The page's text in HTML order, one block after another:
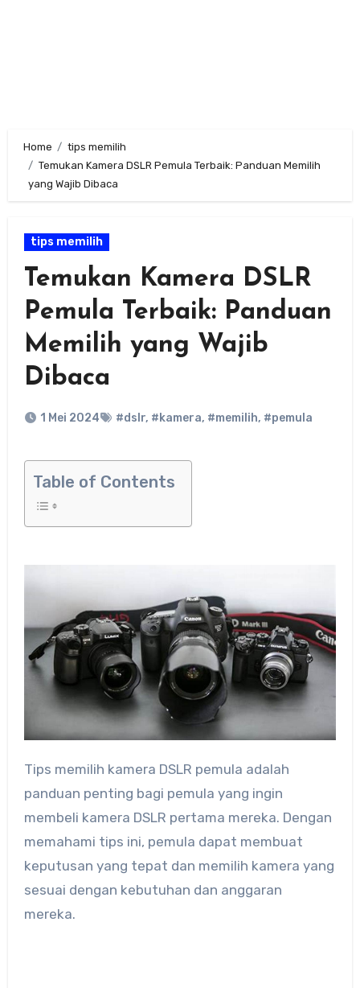
Home
tips memilih
Temukan Kamera DSLR Pemula Terbaik: Panduan Memilih
yang Wajib Dibaca
tips memilih
Temukan Kamera DSLR
Pemula Terbaik: Panduan
Memilih yang Wajib
Dibaca
1 Mei 2024 #dslr, #kamera, #memilih, #pemula
Table of Contents
Tips memilih kamera DSLR pemula adalah
panduan penting bagi pemula yang ingin
membeli kamera DSLR pertama mereka. Dengan
memahami tips ini, pemula dapat membuat
keputusan yang tepat dan memilih kamera yang
sesuai dengan kebutuhan dan anggaran
mereka.